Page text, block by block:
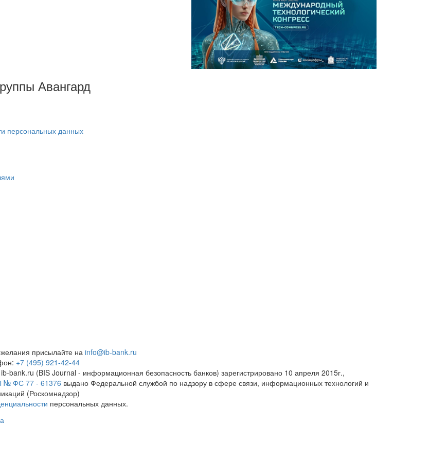
Авангард
персональных данных
присылайте наinfo@ib-bank.ru
+7 (495) 921-42-44
bank.ru (BIS Journal - информационная безопасность банков) зарегистрировано 10 апреля 2015г.,
№ ФС 77 - 61376 выдано Федеральной службой по надзору в сфере связи, информационных технологий и
(Роскомнадзор)
персональных данных.